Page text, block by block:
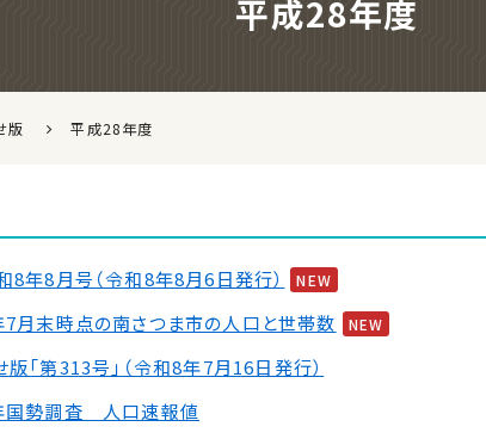
平成28年度
版 平成28年度
8年8月号（令和8年8月6日発行） NEW
月末時点の南さつま市の人口と世帯数 NEW
版「第313号」（令和8年7月16日発行）
国勢調査 人口速報値